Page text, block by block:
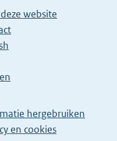
website
hergebruiken
en cookies